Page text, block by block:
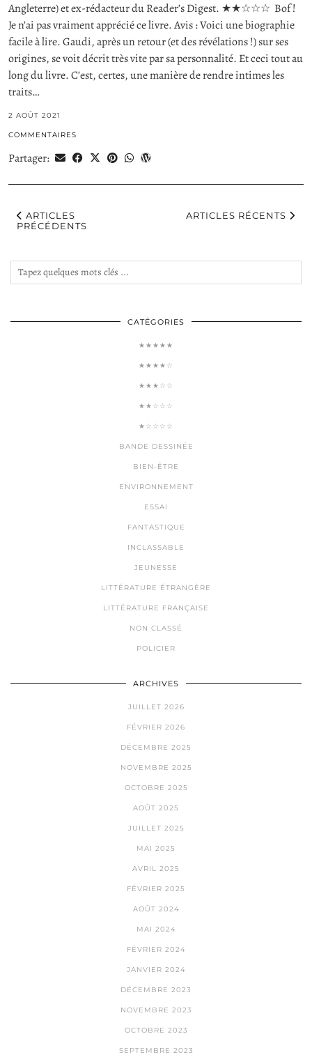
Angleterre) et ex-rédacteur du Reader’s Digest. ★★☆☆☆ Bof !
Je n’ai pas vraiment apprécié ce livre. Avis : Voici une biographie
facile à lire. Gaudi, après un retour (et des révélations !) sur ses
origines, se voit décrit très vite par sa personnalité. Et ceci tout au
long du livre. C’est, certes, une manière de rendre intimes les
traits…
2 AOÛT 2021
COMMENTAIRES
Partager:
ARTICLES
PRÉCÉDENTS
ARTICLES RÉCENTS
CATÉGORIES
★★★★★
★★★★☆
★★★☆☆
★★☆☆☆
★☆☆☆☆
BANDE DESSINÉE
BIEN-ÊTRE
ENVIRONNEMENT
ESSAI
FANTASTIQUE
INCLASSABLE
JEUNESSE
LITTÉRATURE ÉTRANGÈRE
LITTÉRATURE FRANÇAISE
NON CLASSÉ
POLICIER
ARCHIVES
JUILLET 2026
FÉVRIER 2026
DÉCEMBRE 2025
NOVEMBRE 2025
OCTOBRE 2025
AOÛT 2025
JUILLET 2025
MAI 2025
AVRIL 2025
FÉVRIER 2025
AOÛT 2024
MAI 2024
FÉVRIER 2024
JANVIER 2024
DÉCEMBRE 2023
NOVEMBRE 2023
OCTOBRE 2023
SEPTEMBRE 2023